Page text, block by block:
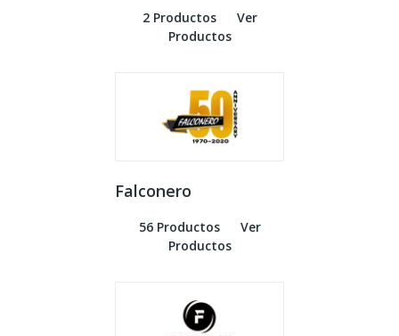
2 Productos
Ver
Productos
Falconero
56 Productos
Ver
Productos